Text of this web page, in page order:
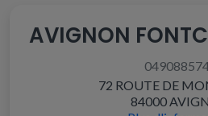
AVIGNON
72 ROUTE DE
84000